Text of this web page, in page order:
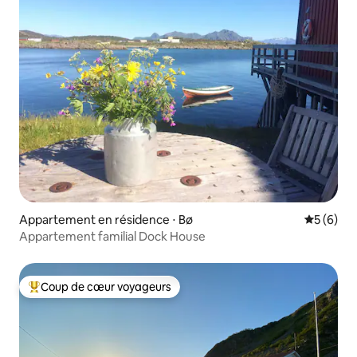
Appartement en résidence ⋅ Bø
5 (6)
Appartement familial Dock House
Coups de cœur voyageurs les plus appréciés
Coup de cœur voyageurs